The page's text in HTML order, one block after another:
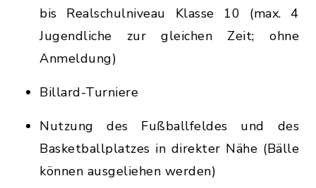
bis Realschulniveau Klasse 10 (max. 4
Jugendliche zur gleichen Zeit; ohne
Anmeldung)
Billard-Turniere
Nutzung des Fußballfeldes und des
Basketballplatzes in direkter Nähe (Bälle
können ausgeliehen werden)